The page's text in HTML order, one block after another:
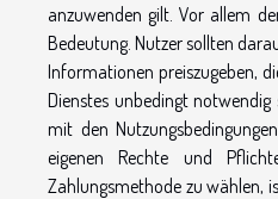
anzuwenden gilt. Vor allem
Bedeutung. Nutzer sollten
Informationen preiszugeben,
Dienstes unbedingt
mit den
eigenen Rechte und
Zahlungsmethode zu wählen,